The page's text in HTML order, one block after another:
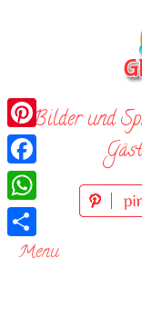
Bilder und
Menu
Pinterest
Facebook
WhatsApp
Teilen